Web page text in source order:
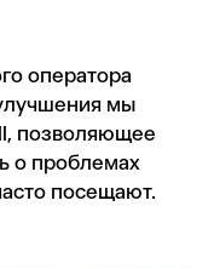
оператора
мы
позволяющее
о проблемах
посещают.